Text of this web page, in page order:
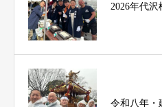
2026年代沢
令和八年・